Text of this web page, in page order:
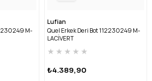
M-
Lufian
Quel Erkek Deri Bot 112230249 M-
LACİVERT
★ ★ ★ ★ ★
₺4.389,90